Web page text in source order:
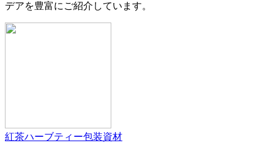
デアを豊富にご紹介しています。
紅茶ハーブティー包装資材